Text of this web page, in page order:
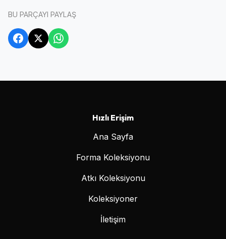
BU PARÇAYI PAYLAŞ
Hızlı Erişim
Ana Sayfa
Forma Koleksiyonu
Atkı Koleksiyonu
Koleksiyoner
İletişim